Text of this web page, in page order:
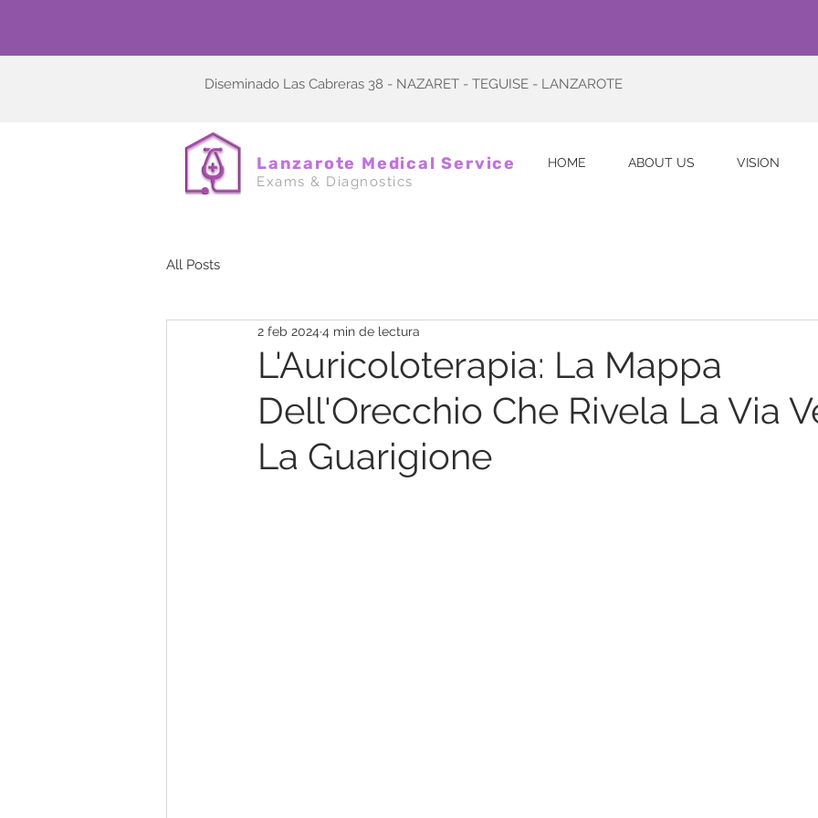
Diseminado Las Cabreras 38 - NAZARET - TEGUISE - LANZAROTE
Lanzarote Medical Service
Exams & Diagnostics
HOME ABOUT US VISION
All Posts
L'Auricoloterapia: La Mappa
Dell'Orecchio Che Rivela La Via
La Guarigione
2 feb 2024 4 min de lectura